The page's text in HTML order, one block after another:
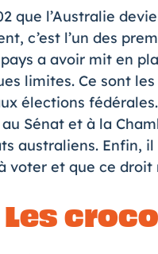
que l’Australie
c’est l’un des
a avoir mit en
limites. Ce sont
élections
Sénat et à la
australiens. Enfin,
voter et que ce droit
Les